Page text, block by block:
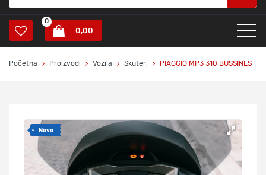
0
0,00
Početna Proizvodi Vozila Skuteri PIAGGIO MP3 310 BUSSINES
Novo